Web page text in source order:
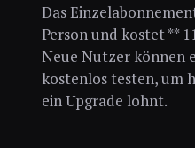
Das
Person und kostet **
Neue Nutzer können
kostenlos testen, um
ein Upgrade lohnt.